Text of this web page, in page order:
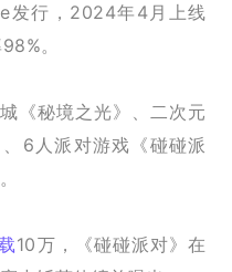
发行，2024年4月上线
。
《秘境之光》、二次元
6人派对游戏《碰碰派
10万，《碰碰派对》在